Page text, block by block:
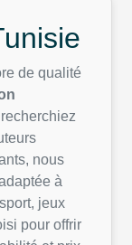
de qualité
nous
à
jeux
pour offrir